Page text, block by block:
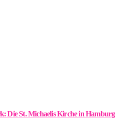
Die St. Michaelis Kirche in Hamburg